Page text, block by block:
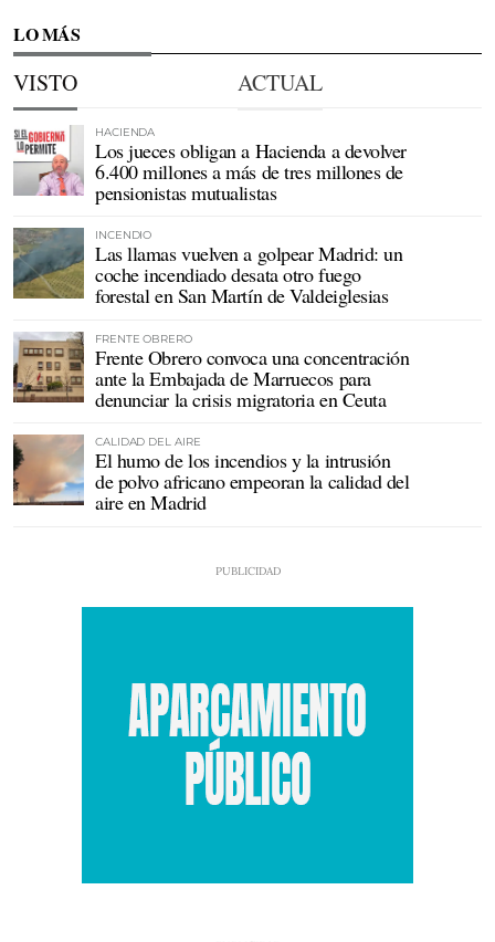
LO MÁS
VISTO ACTUAL
HACIENDA
Los jueces obligan a Hacienda a devolver
6.400 millones a más de tres millones de
pensionistas mutualistas
INCENDIO
Las llamas vuelven a golpear Madrid: un
coche incendiado desata otro fuego
forestal en San Martín de Valdeiglesias
FRENTE OBRERO
Frente Obrero convoca una concentración
ante la Embajada de Marruecos para
denunciar la crisis migratoria en Ceuta
CALIDAD DEL AIRE
El humo de los incendios y la intrusión
de polvo africano empeoran la calidad del
aire en Madrid